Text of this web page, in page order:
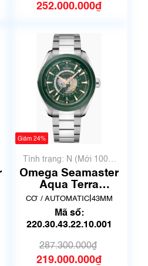
252.000.000₫
Giảm 24%
Tình trạng: N (Mới 100%
chưa qua sử dụng)
Omega Seamaster
Aqua Terra
220.30.43.22.10.001
CƠ / AUTOMATIC| 43MM
Mã số:
220.30.43.22.10.001
287.300.000₫
219.000.000₫